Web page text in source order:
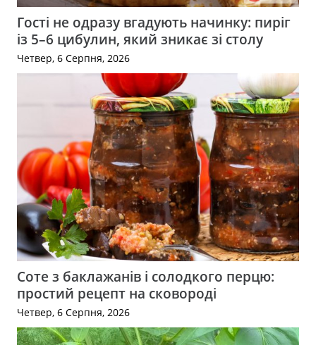
Гості не одразу вгадують начинку: пиріг
із 5–6 цибулин, який зникає зі столу
Четвер, 6 Серпня, 2026
Соте з баклажанів і солодкого перцю:
простий рецепт на сковороді
Четвер, 6 Серпня, 2026